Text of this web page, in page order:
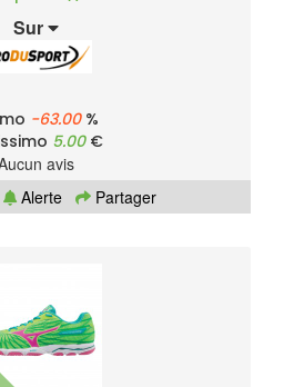
Sur
-63.00%
5.00€
avis
Alerte Partager